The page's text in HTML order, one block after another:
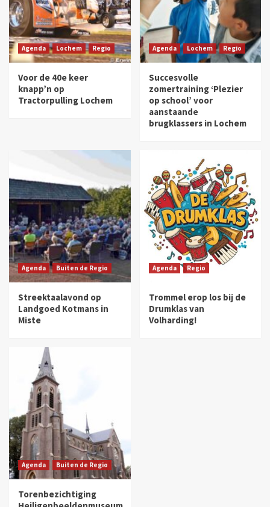
Agenda Lochem Regio
Voor de 40e keer
knapp’n op
Tractorpulling Lochem
Agenda Lochem Regio
Succesvolle
zomertraining ‘Plezier
op school’ voor
aanstaande
brugklassers in Lochem
Agenda Buiten de Regio
Streektaalavond op
Landgoed Kotmans in
Miste
Agenda Regio
Trommel erop los bij de
Drumklas van
Volharding!
Agenda Buiten de Regio
Torenbezichtiging